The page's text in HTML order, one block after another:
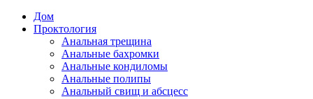
Дом
Проктология
Анальная трещина
Анальные бахромки
Анальные кондиломы
Анальные полипы
Анальный свищ и абсцесс